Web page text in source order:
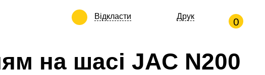
Відкласти Друк 0
на шасі JAC N200